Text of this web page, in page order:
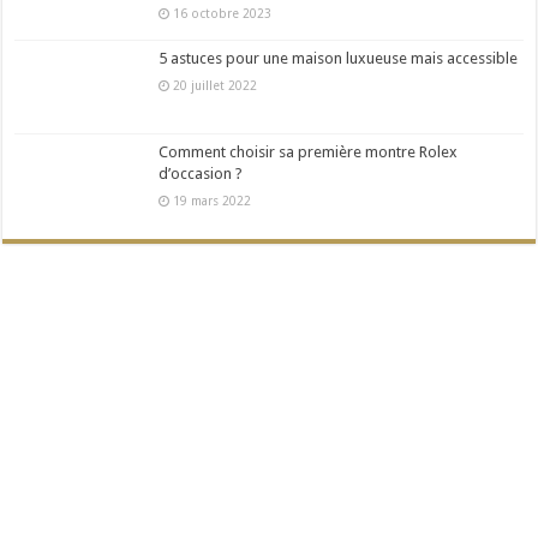
16 octobre 2023
5 astuces pour une maison luxueuse mais accessible
20 juillet 2022
Comment choisir sa première montre Rolex
d’occasion ?
19 mars 2022